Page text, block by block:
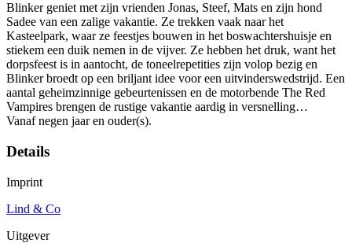
Blinker geniet met zijn vrienden Jonas, Steef, Mats en zijn hond
Sadee van een zalige vakantie. Ze trekken vaak naar het
Kasteelpark, waar ze feestjes bouwen in het boswachtershuisje en
stiekem een duik nemen in de vijver. Ze hebben het druk, want het
dorpsfeest is in aantocht, de toneelrepetities zijn volop bezig en
Blinker broedt op een briljant idee voor een uitvinderswedstrijd. Een
aantal geheimzinnige gebeurtenissen en de motorbende The Red
Vampires brengen de rustige vakantie aardig in versnelling…
Vanaf negen jaar en ouder(s).
Details
Imprint
Lind & Co
Uitgever